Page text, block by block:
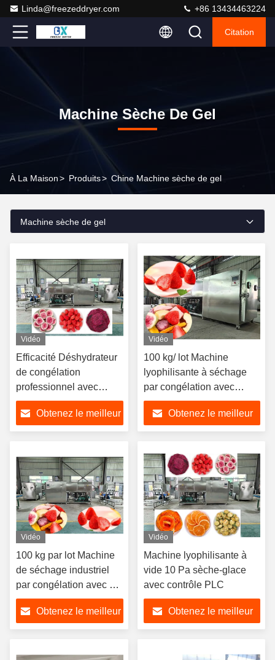
Linda@freezeddryer.com +86 13434463224
Citation
Machine Sèche De Gel
À La Maison> Produits> Chine Machine sèche de gel
Machine sèche de gel
Vidéo
Efficacité Déshydrateur
de congélation
professionnel avec
piège à froid -40°C
Obtenez le meilleur
Vidéo
100 kg/ lot Machine
lyophilisante à séchage
par congélation avec
contrôle PLC
Obtenez le meilleur
Vidéo
100 kg par lot Machine
de séchage industriel
par congélation avec 60
dB
Obtenez le meilleur
Vidéo
Machine lyophilisante à
vide 10 Pa sèche-glace
avec contrôle PLC
Obtenez le meilleur